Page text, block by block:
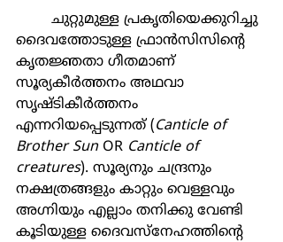
ദൈവത്തോടുള്ള ഫ്രാന്‍സിസിന്‍റെ
കൃതജ്ഞതാ ഗീതമാണ്
സൂര്യകീര്‍ത്തനം അഥവാ
സൃഷ്ടികീര്‍ത്തനം
എന്നറിയപ്പെടുന്നത് (Canticle of
Brother Sun OR Canticle of
creatures). സൂര്യനും ചന്ദ്രനും
നക്ഷത്രങ്ങളും കാറ്റും വെള്ളവും
അഗ്നിയും എല്ലാം തനിക്കു വേണ്ടി
കൂടിയുള്ള ദൈവസ്നേഹത്തിന്‍റെ